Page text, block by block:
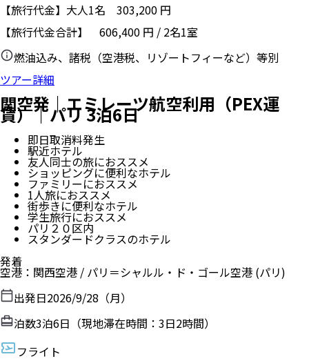
【旅行代金】大人1名 303,200 円
【旅行代金合計】 606,400 円 / 2名1室
燃油込み、諸税（空港税、リゾートフィーなど）等別
ツアー詳細
関空発｜エミレーツ航空利用（PEX運
賃）｜パリ 3泊6日
即日取消料発生
駅近ホテル
友人同士の旅におススメ
ショッピングに便利なホテル
ファミリーにおススメ
1人旅におススメ
街歩きに便利なホテル
学生旅行におススメ
パリ２０区内
スタンダードクラスのホテル
発着
空港 ： 関西空港 / パリ＝シャルル・ド・ゴール空港 (パリ)
出発日2026/9/28（月）
泊数3泊6日（現地滞在時間： 3日2時間）
フライト